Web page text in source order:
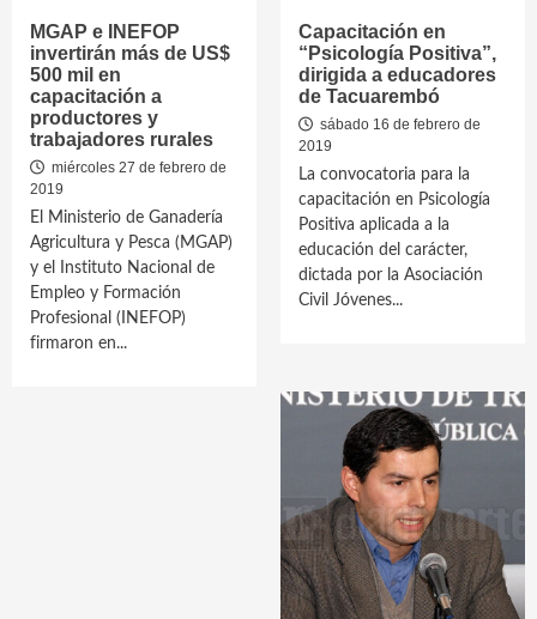
MGAP e INEFOP
invertirán más de US$
500 mil en
capacitación a
productores y
trabajadores rurales
miércoles 27 de febrero de
2019
El Ministerio de Ganadería
Agricultura y Pesca (MGAP)
y el Instituto Nacional de
Empleo y Formación
Profesional (INEFOP)
firmaron en...
Capacitación en
“Psicología Positiva”,
dirigida a educadores
de Tacuarembó
sábado 16 de febrero de
2019
La convocatoria para la
capacitación en Psicología
Positiva aplicada a la
educación del carácter,
dictada por la Asociación
Civil Jóvenes...